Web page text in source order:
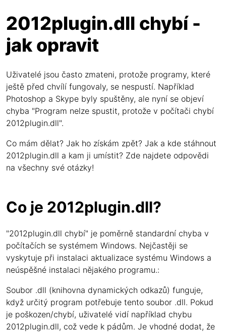
2012plugin.dll chybí -
jak opravit
Uživatelé jsou často zmateni, protože programy, které
ještě před chvílí fungovaly, se nespustí. Například
Photoshop a Skype byly spuštěny, ale nyní se objeví
chyba "Program nelze spustit, protože v počítači chybí
2012plugin.dll".
Co mám dělat? Jak ho získám zpět? Jak a kde stáhnout
2012plugin.dll a kam ji umístit? Zde najdete odpovědi
na všechny své otázky!
Co je 2012plugin.dll?
"2012plugin.dll chybí" je poměrně standardní chyba v
počítačích se systémem Windows. Nejčastěji se
vyskytuje při instalaci aktualizace systému Windows a
neúspěšné instalaci nějakého programu.:
Soubor .dll (knihovna dynamických odkazů) funguje,
když určitý program potřebuje tento soubor .dll. Pokud
je poškozen/chybí, uživatelé vidí například chybu
2012plugin.dll, což vede k pádům. Je vhodné dodat, že